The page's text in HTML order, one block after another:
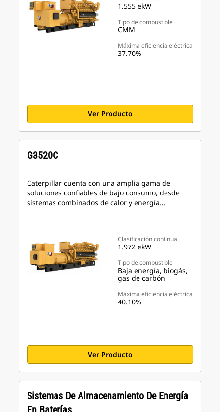
1.555 ekW
Tipo de combustible
CMM
Máxima eficiencia eléctrica
37.70%
Ver Producto
Clasificación continua
1.972 ekW
Tipo de combustible
Baja energía, biogás,
gas de carbón
Máxima eficiencia eléctrica
40.10%
G3520C
Caterpillar cuenta con una amplia gama de
soluciones confiables de bajo consumo, desde
sistemas combinados de calor y energía…
Ver Producto
Sistemas De Almacenamiento De Energía